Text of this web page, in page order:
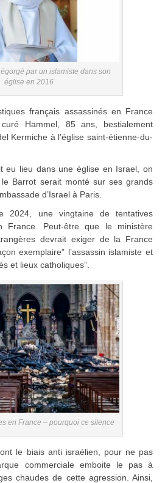
par un islamiste dans son
église en 2016
français assassinés en France
Hammel, 85 ans, bestialement
Kermiche à l’église saint-étienne-du-
eu lieu dans une église en Israel, on
Barrot serait monté sur ses grands
d’Israel à Paris.
2024, une vingtaine de tentatives
France. Peut-être que le ministère
devrait exiger de la France
exemplaire” l’assassin islamiste et
et lieux catholiques”.
en France – pourquoi ce silence
le biais anti israélien, pour ne pas
commerciale emboite le pas à
chaudes de cette agression. Ainsi,